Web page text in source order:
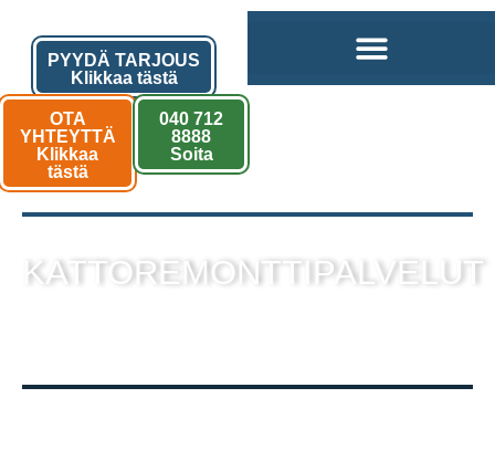
PYYDÄ TARJOUS
Klikkaa tästä
OTA
YHTEYTTÄ
Klikkaa
tästä
040 712
8888
Soita
KATTOREMONTTIPALVELUT